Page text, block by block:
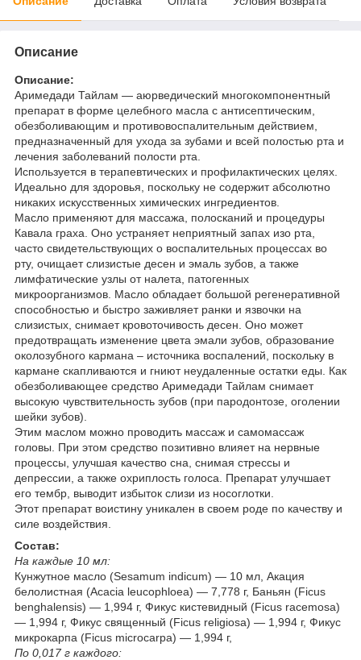
Описание
Описание:
Аримедади Тайлам — аюрведический многокомпонентный
препарат в форме целебного масла с антисептическим,
обезболивающим и противовоспалительным действием,
предназначенный для ухода за зубами и всей полостью рта и
лечения заболеваний полости рта.
Используется в терапевтических и профилактических целях.
Идеально для здоровья, поскольку не содержит абсолютно
никаких искусственных химических ингредиентов.
Масло применяют для массажа, полосканий и процедуры
Кавала граха. Оно устраняет неприятный запах изо рта,
часто свидетельствующих о воспалительных процессах во
рту, очищает слизистые десен и эмаль зубов, а также
лимфатические узлы от налета, патогенных
микроорганизмов. Масло обладает большой регенеративной
способностью и быстро заживляет ранки и язвочки на
слизистых, снимает кровоточивость десен. Оно может
предотвращать изменение цвета эмали зубов, образование
околозубного кармана – источника воспалений, поскольку в
кармане скапливаются и гниют неудаленные остатки еды. Как
обезболивающее средство Аримедади Тайлам снимает
высокую чувствительность зубов (при пародонтозе, оголении
шейки зубов).
Этим маслом можно проводить массаж и самомассаж
головы. При этом средство позитивно влияет на нервные
процессы, улучшая качество сна, снимая стрессы и
депрессии, а также охриплость голоса. Препарат улучшает
его тембр, выводит избыток слизи из носоглотки.
Этот препарат воистину уникален в своем роде по качеству и
силе воздействия.
Состав:
На каждые 10 мл:
Кунжутное масло (Sesamum indicum) — 10 мл, Акация
белолистная (Acacia leucophloea) — 7,778 г, Баньян (Ficus
benghalensis) — 1,994 г, Фикус кистевидный (Ficus racemosa)
— 1,994 г, Фикус священный (Ficus religiosa) — 1,994 г, Фикус
микрокарпа (Ficus microcarpa) — 1,994 г,
По 0,017 г каждого: